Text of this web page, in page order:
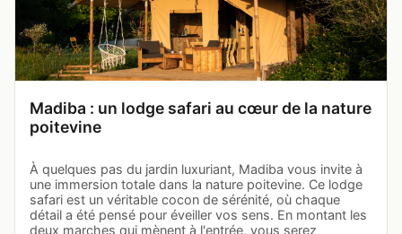
Madiba : un lodge safari au cœur de la nature
poitevine
À quelques pas du jardin luxuriant, Madiba vous invite à
une immersion totale dans la nature poitevine. Ce lodge
safari est un véritable cocon de sérénité, où chaque
détail a été pensé pour éveiller vos sens. En montant les
deux marches qui mènent à l'entrée, vous serez